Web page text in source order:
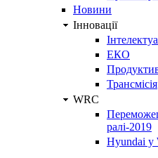
Новини
Інновації
ЕКО
Трансмісія
WRC
ралі-2019
Hyundai у